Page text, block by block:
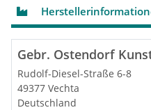
Gebr. Ostendorf
Rudolf-Diesel-Straße 6-8
49377 Vechta
Deutschland